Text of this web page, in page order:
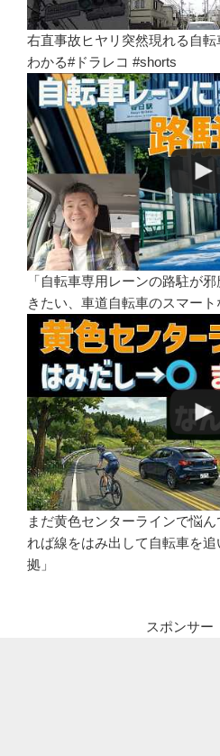
右直事故ヒヤリ突然現れる自転
わかる#ドラレコ #shorts
「自転車専用レーンの路駐が
きたい、車道自転車のスマー
まだ黄色センターラインで悩
れば線をはみ出して自転車を
拠」
スポンサー